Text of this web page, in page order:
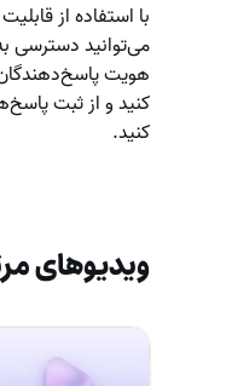
با استفاده از
می‌توانید دسترسی
هویت
کنید و از ثبت
کنید.
ویدیوهای